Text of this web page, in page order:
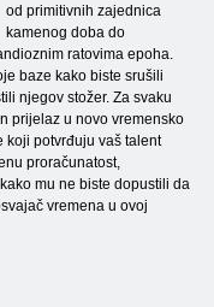
od primitivnih zajednica
kamenog doba do
ratovima epoha.
baze kako biste srušili
njegov stožer. Za svaku
prijelaz u novo vremensko
koji potvrđuju vaš talent
proračunatost,
mu ne biste dopustili da
vremena u ovoj